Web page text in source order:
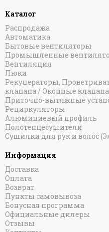
Каталог
Распродажа
Автоматика
Бытовые вентиляторы
Промышленные
Вентиляция
Люки
Рекуператоры,
клапана / Оконные клапана
Приточно-вытяжные
Рециркуляторы
Алюминиевый профиль
Полотенцесушители
Сушилки для рук и волос
Информация
Доставка
Оплата
Возврат
Пункты самовывоза
Бонусная программа
Официальные дилеры
Отзывы